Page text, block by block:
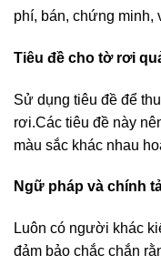
phí, bán, chứng minh,
Tiêu đề cho tờ rơi
Sử dụng tiêu đề để
rơi.Các tiêu đề này
màu sắc khác nhau
Ngữ pháp và chính
Luôn có người khác
đảm bảo chắc chắn